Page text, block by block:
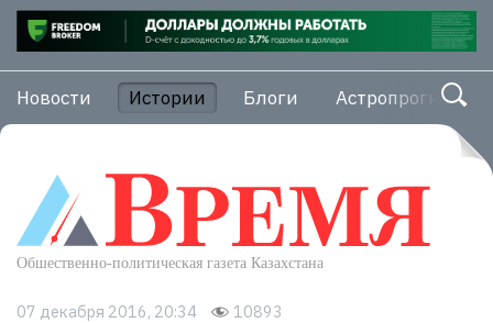
Новости Истории Блоги Астропрогноз
07 декабря 2016, 20:34 10893